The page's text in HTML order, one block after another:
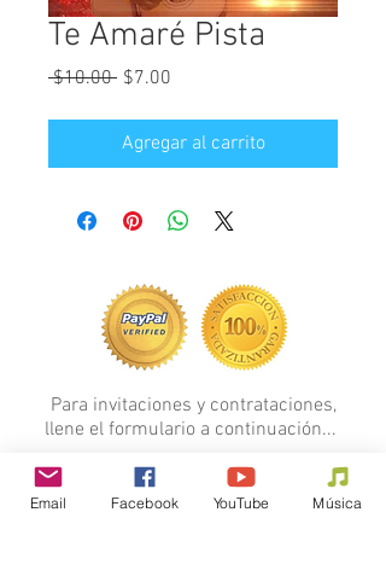
Te Amaré Pista
$10.00 Precio
$7.00
oferta
Agregar al carrito
Para invitaciones y contrataciones,
llene el formulario a continuación...
FORMULARIO
Email Facebook YouTube Música